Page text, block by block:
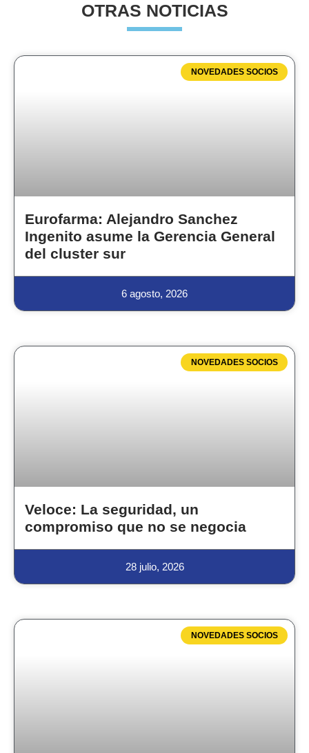
OTRAS NOTICIAS
NOVEDADES SOCIOS
Eurofarma: Alejandro Sanchez
Ingenito asume la Gerencia General
del cluster sur
6 agosto, 2026
NOVEDADES SOCIOS
Veloce: La seguridad, un
compromiso que no se negocia
28 julio, 2026
NOVEDADES SOCIOS